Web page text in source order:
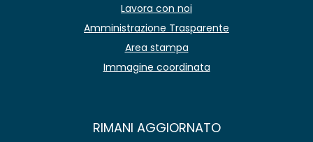
Lavora con noi
Amministrazione Trasparente
Area stampa
Immagine coordinata
RIMANI AGGIORNATO